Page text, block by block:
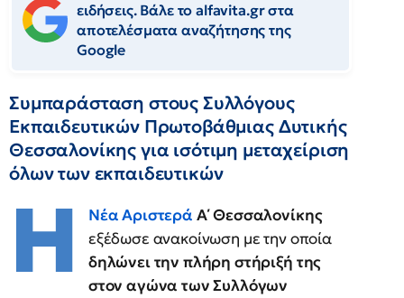
ειδήσεις. Βάλε το alfavita.gr στα
αποτελέσματα αναζήτησης της
Google
Συμπαράσταση στους Συλλόγους
Εκπαιδευτικών Πρωτοβάθμιας Δυτικής
Θεσσαλονίκης για ισότιμη μεταχείριση
όλων των εκπαιδευτικών
Η Νέα Αριστερά Α΄ Θεσσαλονίκης
εξέδωσε ανακοίνωση με την οποία
δηλώνει την πλήρη στήριξή της
στον αγώνα των Συλλόγων